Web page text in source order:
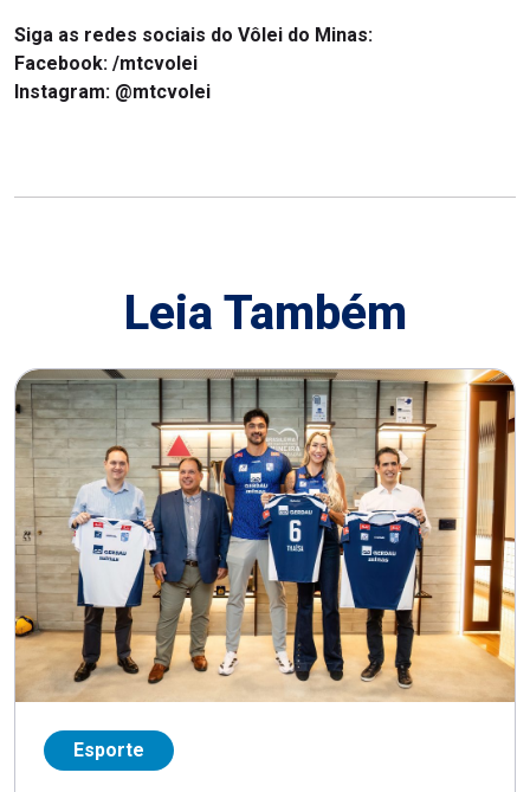
Siga as redes sociais do Vôlei do Minas:
Facebook: /mtcvolei
Instagram: @mtcvolei
Leia Também
Esporte